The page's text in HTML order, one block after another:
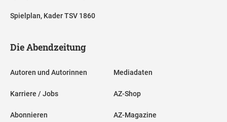
Spielplan, Kader TSV 1860
Die Abendzeitung
Autoren und Autorinnen
Karriere / Jobs
Abonnieren
Mediadaten
AZ-Shop
AZ-Magazine